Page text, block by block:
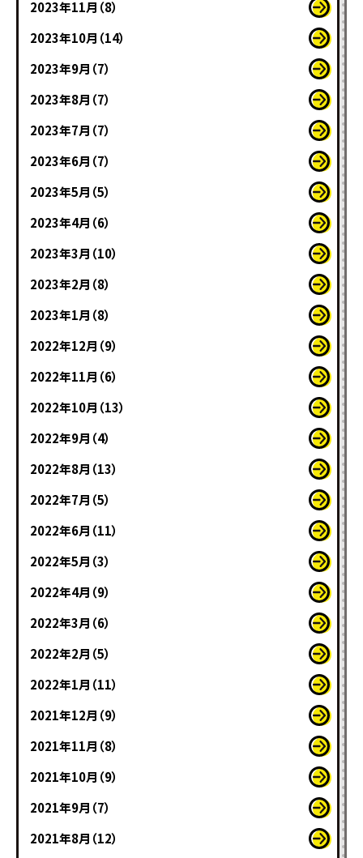
2023年11月（8）
2023年10月（14）
2023年9月（7）
2023年8月（7）
2023年7月（7）
2023年6月（7）
2023年5月（5）
2023年4月（6）
2023年3月（10）
2023年2月（8）
2023年1月（8）
2022年12月（9）
2022年11月（6）
2022年10月（13）
2022年9月（4）
2022年8月（13）
2022年7月（5）
2022年6月（11）
2022年5月（3）
2022年4月（9）
2022年3月（6）
2022年2月（5）
2022年1月（11）
2021年12月（9）
2021年11月（8）
2021年10月（9）
2021年9月（7）
2021年8月（12）